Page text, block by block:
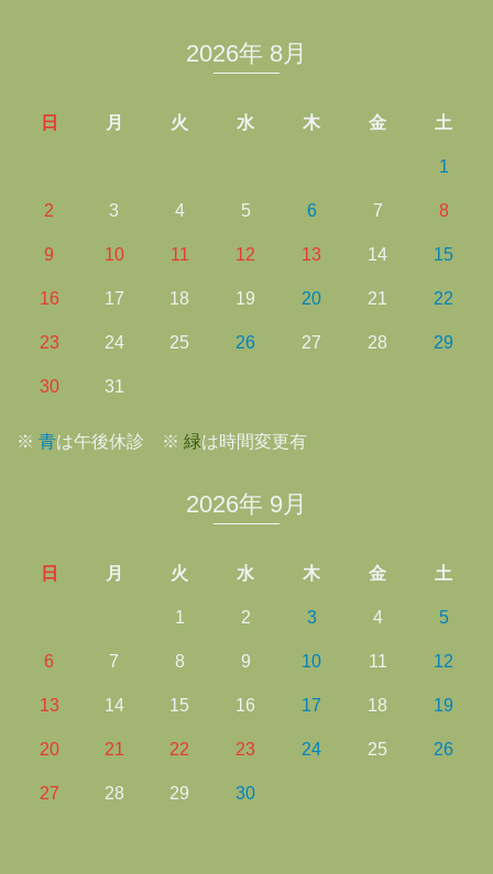
2026年 8月
日 月 火 水 木 金 土
1
2 3 4 5 6 7 8
9 10 11 12 13 14 15
16 17 18 19 20 21 22
23 24 25 26 27 28 29
30 31
※ 青は午後休診 ※ 緑は時間変更有
2026年 9月
日 月 火 水 木 金 土
1 2 3 4 5
6 7 8 9 10 11 12
13 14 15 16 17 18 19
20 21 22 23 24 25 26
27 28 29 30